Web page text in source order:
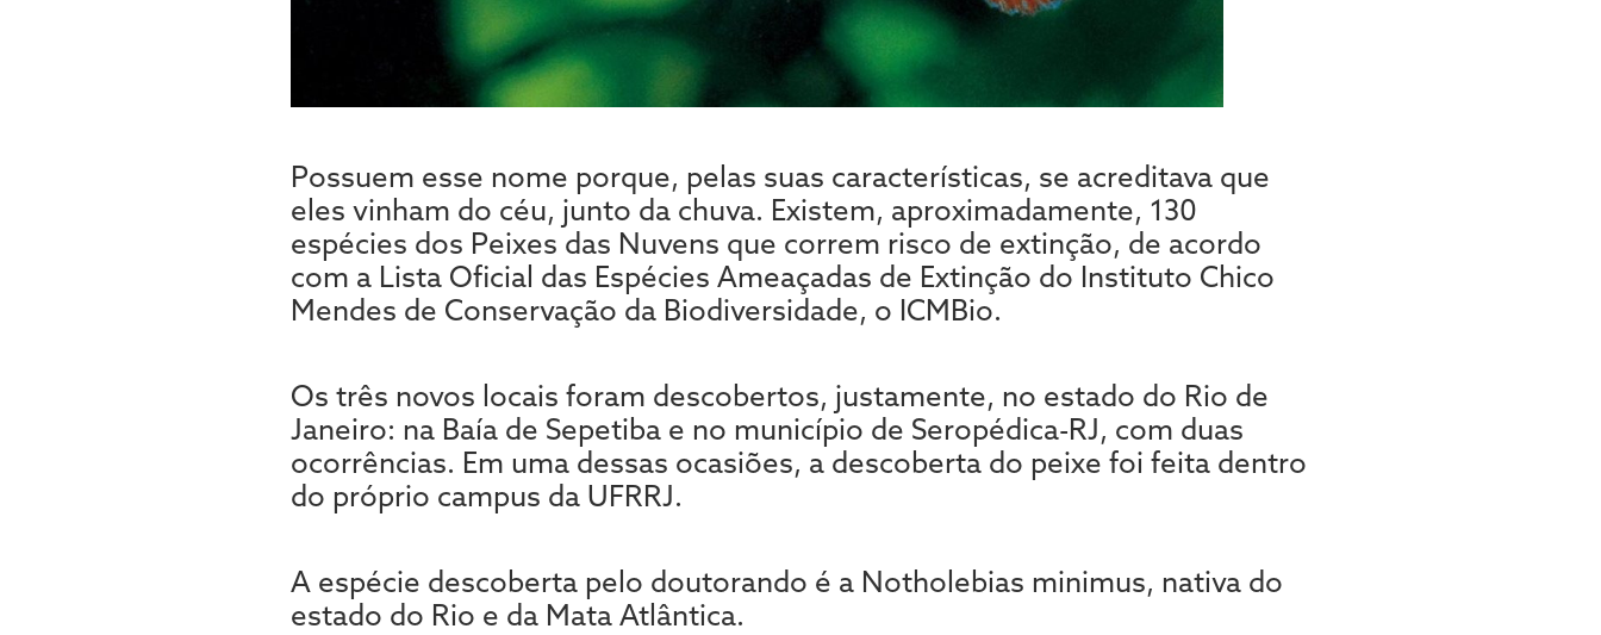
Possuem esse nome porque, pelas suas características, se acreditava que
eles vinham do céu, junto da chuva. Existem, aproximadamente, 130
espécies dos Peixes das Nuvens que correm risco de extinção, de acordo
com a Lista Oficial das Espécies Ameaçadas de Extinção do Instituto Chico
Mendes de Conservação da Biodiversidade, o ICMBio.
Os três novos locais foram descobertos, justamente, no estado do Rio de
Janeiro: na Baía de Sepetiba e no município de Seropédica-RJ, com duas
ocorrências. Em uma dessas ocasiões, a descoberta do peixe foi feita dentro
do próprio campus da UFRRJ.
A espécie descoberta pelo doutorando é a Notholebias minimus, nativa do
estado do Rio e da Mata Atlântica.